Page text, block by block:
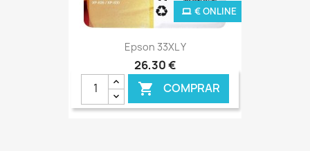
Epson 33XL Y
26,30 €
 COMPRAR
€ ONLINE